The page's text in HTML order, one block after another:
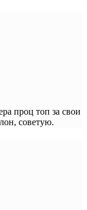
проц топ за свои
советую.